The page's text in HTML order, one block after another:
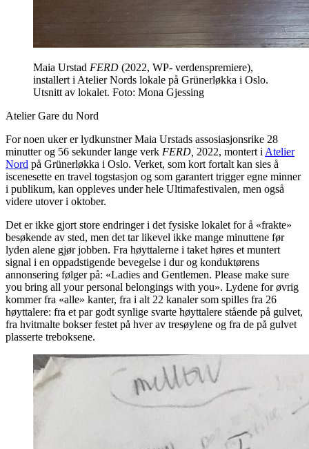
Maia Urstad FERD (2022, WP- verdenspremiere),
installert i Atelier Nords lokale på Grünerløkka i Oslo.
Utsnitt av lokalet. Foto: Mona Gjessing
Atelier Gare du Nord
For noen uker er lydkunstner Maia Urstads assosiasjonsrike 28
minutter og 56 sekunder lange verk FERD, 2022, montert i Atelier
Nord på Grünerløkka i Oslo. Verket, som kort fortalt kan sies å
iscenesette en travel togstasjon og som garantert trigger egne minner
i publikum, kan oppleves under hele Ultimafestivalen, men også
videre utover i oktober.
Det er ikke gjort store endringer i det fysiske lokalet for å «frakte»
besøkende av sted, men det tar likevel ikke mange minuttene før
lyden alene gjør jobben. Fra høyttalerne i taket høres et muntert
signal i en oppadstigende bevegelse i dur og konduktørens
annonsering følger på: «Ladies and Gentlemen. Please make sure
you bring all your personal belongings with you». Lydene for øvrig
kommer fra «alle» kanter, fra i alt 22 kanaler som spilles fra 26
høyttalere: fra et par godt synlige svarte høyttalere stående på gulvet,
fra hvitmalte bokser festet på hver av tresøylene og fra de på gulvet
plasserte treboksene.